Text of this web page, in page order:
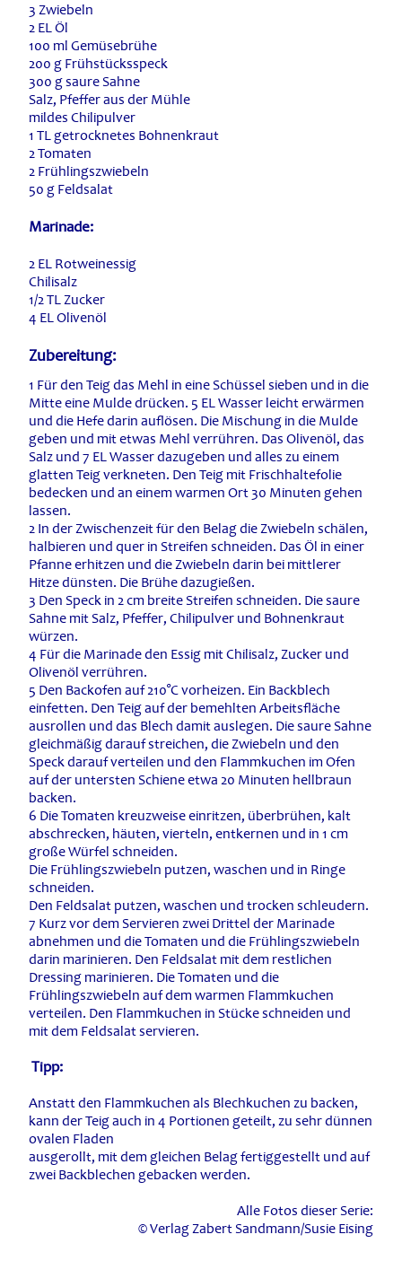
3 Zwiebeln
2 EL Öl
100 ml Gemüsebrühe
200 g Frühstücksspeck
300 g saure Sahne
Salz, Pfeffer aus der Mühle
mildes Chilipulver
1 TL getrocknetes Bohnenkraut
2 Tomaten
2 Frühlingszwiebeln
50 g Feldsalat
Marinade:
2 EL Rotweinessig
Chilisalz
1/2 TL Zucker
4 EL Olivenöl
Zubereitung:
1 Für den Teig das Mehl in eine Schüssel sieben und in die
Mitte eine Mulde drücken. 5 EL Wasser leicht erwärmen
und die Hefe darin auflösen. Die Mischung in die Mulde
geben und mit etwas Mehl verrühren. Das Olivenöl, das
Salz und 7 EL Wasser dazugeben und alles zu einem
glatten Teig verkneten. Den Teig mit Frischhaltefolie
bedecken und an einem warmen Ort 30 Minuten gehen
lassen.
2 In der Zwischenzeit für den Belag die Zwiebeln schälen,
halbieren und quer in Streifen schneiden. Das Öl in einer
Pfanne erhitzen und die Zwiebeln darin bei mittlerer
Hitze dünsten. Die Brühe dazugießen.
3 Den Speck in 2 cm breite Streifen schneiden. Die saure
Sahne mit Salz, Pfeffer, Chilipulver und Bohnenkraut
würzen.
4 Für die Marinade den Essig mit Chilisalz, Zucker und
Olivenöl verrühren.
5 Den Backofen auf 210°C vorheizen. Ein Backblech
einfetten. Den Teig auf der bemehlten Arbeitsfläche
ausrollen und das Blech damit auslegen. Die saure Sahne
gleichmäßig darauf streichen, die Zwiebeln und den
Speck darauf verteilen und den Flammkuchen im Ofen
auf der untersten Schiene etwa 20 Minuten hellbraun
backen.
6 Die Tomaten kreuzweise einritzen, überbrühen, kalt
abschrecken, häuten, vierteln, entkernen und in 1 cm
große Würfel schneiden.
Die Frühlingszwiebeln putzen, waschen und in Ringe
schneiden.
Den Feldsalat putzen, waschen und trocken schleudern.
7 Kurz vor dem Servieren zwei Drittel der Marinade
abnehmen und die Tomaten und die Frühlingszwiebeln
darin marinieren. Den Feldsalat mit dem restlichen
Dressing marinieren. Die Tomaten und die
Frühlingszwiebeln auf dem warmen Flammkuchen
verteilen. Den Flammkuchen in Stücke schneiden und
mit dem Feldsalat servieren.
Tipp:
Anstatt den Flammkuchen als Blechkuchen zu backen,
kann der Teig auch in 4 Portionen geteilt, zu sehr dünnen
ovalen Fladen
ausgerollt, mit dem gleichen Belag fertiggestellt und auf
zwei Backblechen gebacken werden.
Alle Fotos dieser Serie:
© Verlag Zabert Sandmann/Susie Eising